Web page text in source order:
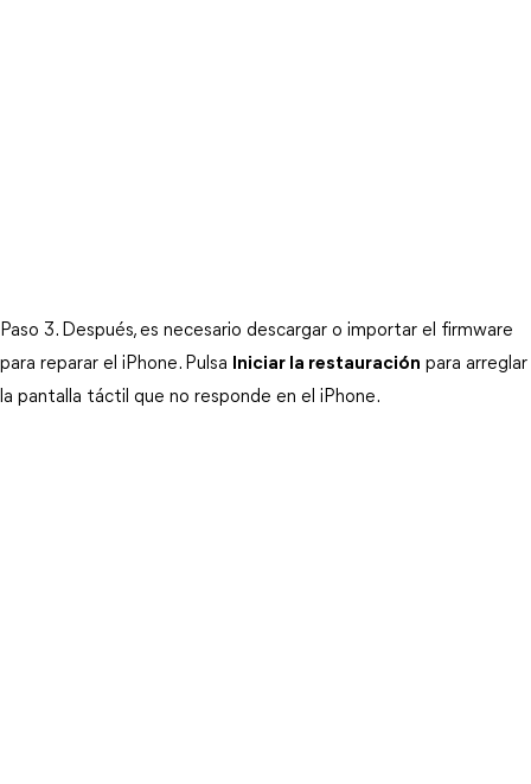
Paso 3. Después, es necesario descargar o importar el firmware
para reparar el iPhone. Pulsa
Iniciar la restauración para arreglar
la pantalla táctil que no responde en el iPhone.